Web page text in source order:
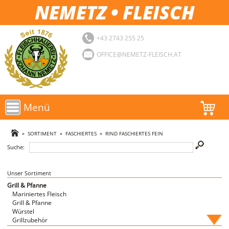
NEMETZ • FLEISCH
+43 2743 255 25
OFFICE@NEMETZ-FLEISCH.AT
Menü
AKTIONEN
SORTIMENT
LOGIN
FAVORITEN
» SORTIMENT» FASCHIERTES» RIND FASCHIERTES FEIN
Suche:
Unser Sortiment
Grill & Pfanne
Mariniertes Fleisch
Grill & Pfanne
Würstel
Grillzubehör